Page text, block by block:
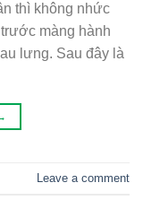
thì không nhức
màng hành
lưng. Sau đây là
Leave a comment